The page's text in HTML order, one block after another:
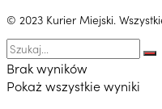
© 2023 Kurier Miejski.
Brak wyników
Pokaż wszystkie wyniki